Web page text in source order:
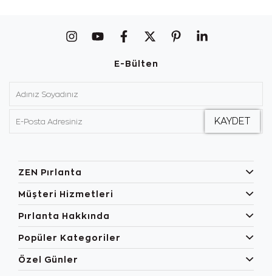
E-Bülten
ZEN Pırlanta
Müşteri Hizmetleri
Pırlanta Hakkında
Popüler Kategoriler
Özel Günler